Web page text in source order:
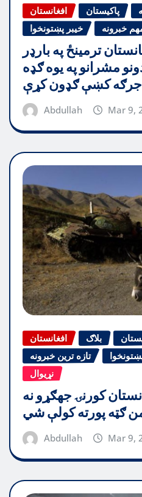
افغانستان پاکیستان
خیبر پښتونخوا
خبرونه
ترمینځ په بارډر
مشرانو په یوه ګډه
جرګه کښې ګډون کړې
Abdullah Mar 9,
افغانستان بلاګ
تازه ترین خبرونه
نړیوال
کورنۍ جهګړو نه
ګټه پورته کولې شي
Abdullah Mar 9,